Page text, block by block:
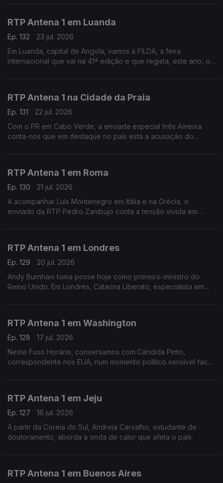
RTP Antena 1 em Luanda
Ep. 132
23 jul. 2026
Em Luanda, capital de Angola, vamos à FILDA, a feira
internacional que vai na 41ª edição e que regista, este ano, o
RTP Antena 1 na Cidade da Praia
Ep. 131
22 jul. 2026
Com o PR em Cabo Verde, a enviada especial Inês Ameixa
conta-nos que em destaque no país está a acusação do
RTP Antena 1 em Roma
Ep. 130
21 jul. 2026
A acompanhar Luís Montenegro em Itália e na Grécia, o
enviado da RTP Pedro Zambujo conta a tensão vivida em
RTP Antena 1 em Londres
Ep. 129
20 jul. 2026
Andy Burnham toma posse hoje como primeiro-ministro do
Reino Unido. Em Londres, Catarina Liberato, especialista em
RTP Antena 1 em Washington
Ep. 128
17 jul. 2026
Neste Fuso Horário, conversamos com Cândida Pinto,
correspondente nos EUA, num momento político sensível face
RTP Antena 1 em Jeju
Ep. 127
16 jul. 2026
A partir da Coreia do Sul, Andreia Carvalho, estudante de
doutoramento, aborda a onda de calor que afeta o país.
RTP Antena 1 em Buenos Aires